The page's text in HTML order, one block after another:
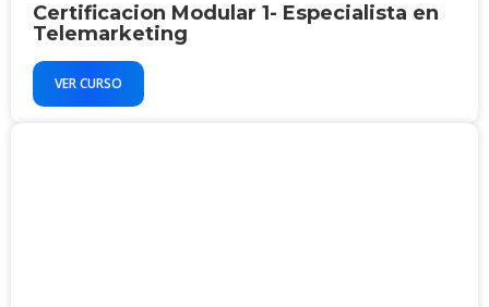
Certificacion Modular 1- Especialista en
Telemarketing
VER CURSO